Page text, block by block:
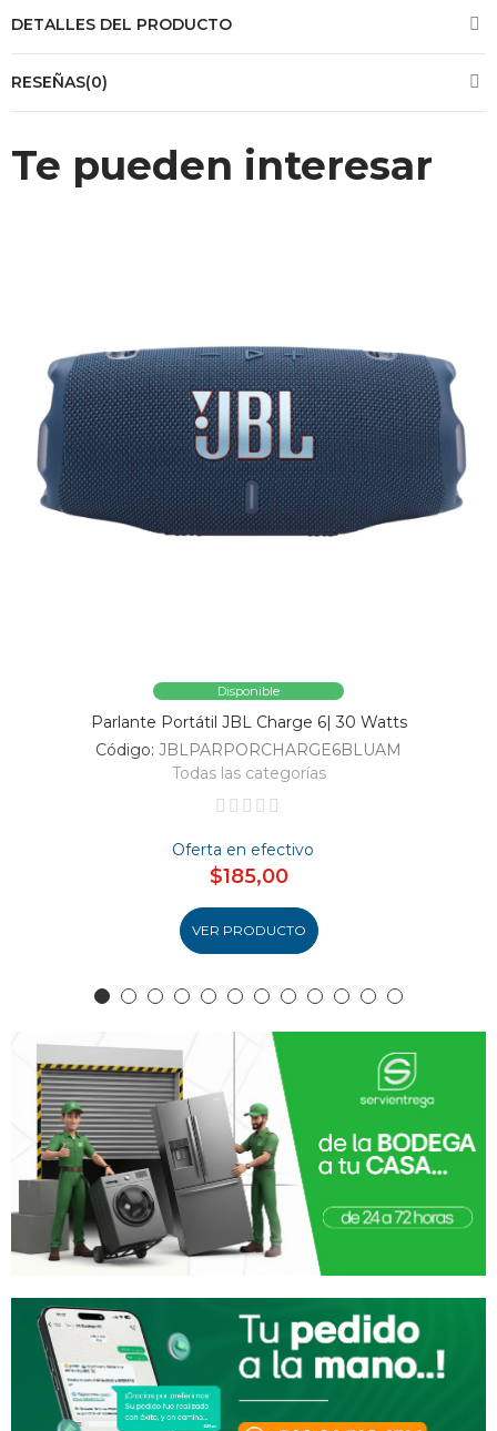
DETALLES DEL PRODUCTO
RESEÑAS(0)
Te pueden interesar
Disponible
Parlante Portátil JBL Charge 6| 30 Watts
Código: JBLPARPORCHARGE6BLUAM
Todas las categorías
Oferta en efectivo
$185,00
VER PRODUCTO